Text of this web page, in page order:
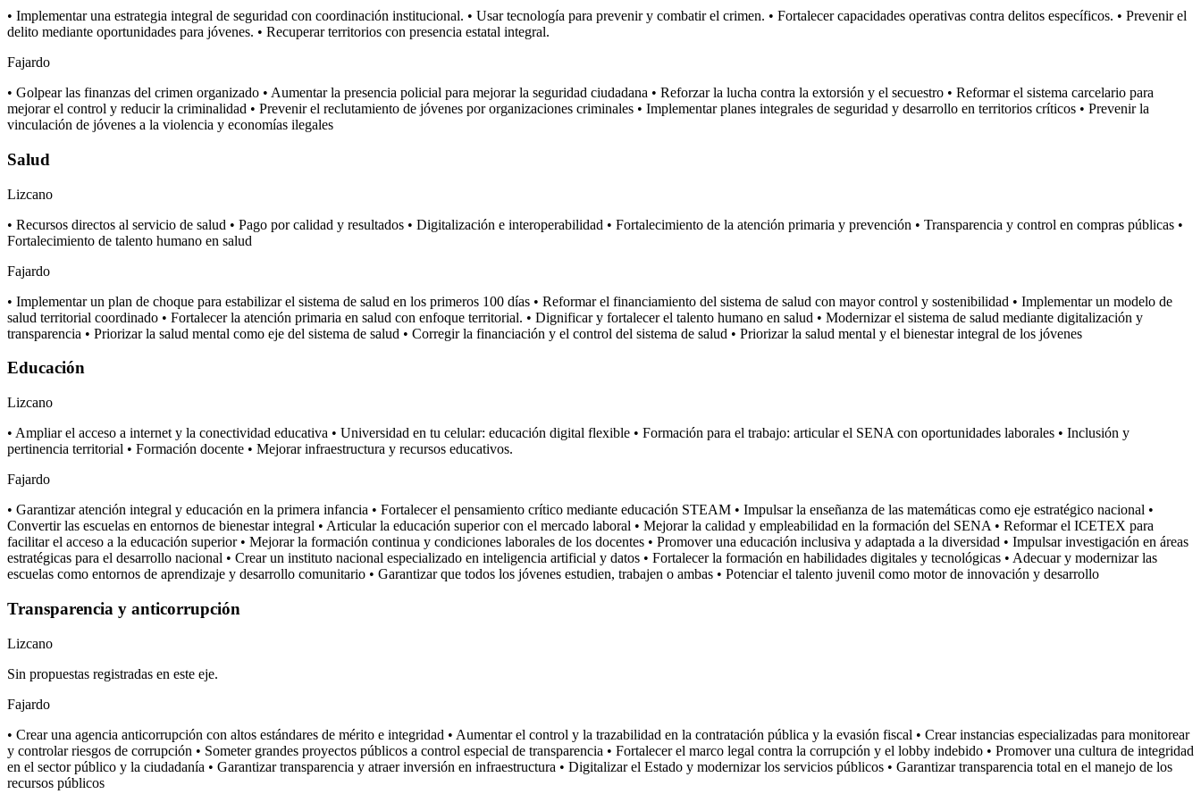
• Implementar una estrategia integral de seguridad con coordinación institucional. • Usar tecnología para prevenir y combatir el crimen. • Fortalecer capacidades operativas contra delitos específicos. • Prevenir el
delito mediante oportunidades para jóvenes. • Recuperar territorios con presencia estatal integral.
Fajardo
• Golpear las finanzas del crimen organizado • Aumentar la presencia policial para mejorar la seguridad ciudadana • Reforzar la lucha contra la extorsión y el secuestro • Reformar el sistema carcelario para
mejorar el control y reducir la criminalidad • Prevenir el reclutamiento de jóvenes por organizaciones criminales • Implementar planes integrales de seguridad y desarrollo en territorios críticos • Prevenir la
vinculación de jóvenes a la violencia y economías ilegales
Salud
Lizcano
• Recursos directos al servicio de salud • Pago por calidad y resultados • Digitalización e interoperabilidad • Fortalecimiento de la atención primaria y prevención • Transparencia y control en compras públicas •
Fortalecimiento de talento humano en salud
Fajardo
• Implementar un plan de choque para estabilizar el sistema de salud en los primeros 100 días • Reformar el financiamiento del sistema de salud con mayor control y sostenibilidad • Implementar un modelo de
salud territorial coordinado • Fortalecer la atención primaria en salud con enfoque territorial. • Dignificar y fortalecer el talento humano en salud • Modernizar el sistema de salud mediante digitalización y
transparencia • Priorizar la salud mental como eje del sistema de salud • Corregir la financiación y el control del sistema de salud • Priorizar la salud mental y el bienestar integral de los jóvenes
Educación
Lizcano
• Ampliar el acceso a internet y la conectividad educativa • Universidad en tu celular: educación digital flexible • Formación para el trabajo: articular el SENA con oportunidades laborales • Inclusión y
pertinencia territorial • Formación docente • Mejorar infraestructura y recursos educativos.
Fajardo
• Garantizar atención integral y educación en la primera infancia • Fortalecer el pensamiento crítico mediante educación STEAM • Impulsar la enseñanza de las matemáticas como eje estratégico nacional •
Convertir las escuelas en entornos de bienestar integral • Articular la educación superior con el mercado laboral • Mejorar la calidad y empleabilidad en la formación del SENA • Reformar el ICETEX para
facilitar el acceso a la educación superior • Mejorar la formación continua y condiciones laborales de los docentes • Promover una educación inclusiva y adaptada a la diversidad • Impulsar investigación en áreas
estratégicas para el desarrollo nacional • Crear un instituto nacional especializado en inteligencia artificial y datos • Fortalecer la formación en habilidades digitales y tecnológicas • Adecuar y modernizar las
escuelas como entornos de aprendizaje y desarrollo comunitario • Garantizar que todos los jóvenes estudien, trabajen o ambas • Potenciar el talento juvenil como motor de innovación y desarrollo
Transparencia y anticorrupción
Lizcano
Sin propuestas registradas en este eje.
Fajardo
• Crear una agencia anticorrupción con altos estándares de mérito e integridad • Aumentar el control y la trazabilidad en la contratación pública y la evasión fiscal • Crear instancias especializadas para monitorear
y controlar riesgos de corrupción • Someter grandes proyectos públicos a control especial de transparencia • Fortalecer el marco legal contra la corrupción y el lobby indebido • Promover una cultura de integridad
en el sector público y la ciudadanía • Garantizar transparencia y atraer inversión en infraestructura • Digitalizar el Estado y modernizar los servicios públicos • Garantizar transparencia total en el manejo de los
recursos públicos